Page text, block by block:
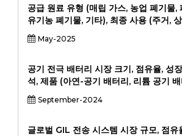
공급 원료 유형 (매립 가스, 농업 폐기물,
유기농 폐기물, 기타), 최종 사용 (주거,
송, 기타) 및 지역 분석, 2024-2031에 의
능한 천연 가스 시장 규모, 점유율, 성장
May-2025
공기 전극 배터리 시장 크기, 점유율, 성
석, 제품 (아연-공기 배터리, 리튬 공기
(1 차, 2 차, 연료 전지), 응용 프로그램 (운
기, 기타) 및 지역 분석, 2024-2031
September-2024
글로벌 GIL 전송 시스템 시장 규모, 점유